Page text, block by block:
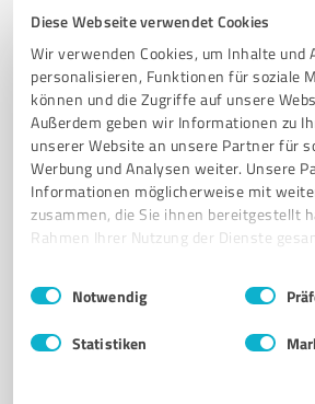
Diese Webseite verwendet Cookies
Wir verwenden Cookies, um Inhalte und
personalisieren, Funktionen für soziale
können und die Zugriffe auf unsere
Außerdem geben wir Informationen zu
unserer Website an unsere Partner für
Werbung und Analysen weiter. Unsere
Informationen möglicherweise mit
zusammen, die Sie ihnen bereitgestellt
Rahmen Ihrer Nutzung der Dienste
Impressum Datenschutzbestimmungen
Einwilligungsauswahl
Notwendig
Statistiken
4 Coaching
cbs sehnert Bad
Coaching und Beratung für
Führungskräfte in Bad Windsheim
COACHING BERATUNG SEMINARE
VERHANDLUNGSSTRATEGIEN
VERTRIEBSBERATUNG INDIVIDUELLE LÖSUNGEN
NEUROWISSENSCHAFTLICHE ERKENNTNISSE
Sonnenbergpl. 1, 91438 Bad